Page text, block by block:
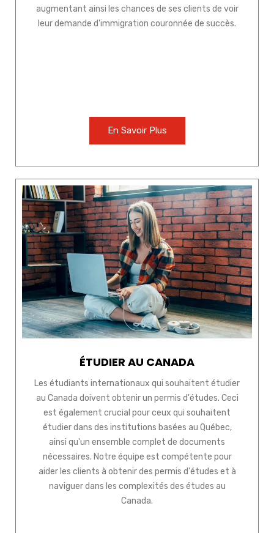
augmentant ainsi les chances de ses clients de voir
leur demande d'immigration couronnée de succès.
En Savoir Plus
ÉTUDIER AU CANADA
Les étudiants internationaux qui souhaitent étudier
au Canada doivent obtenir un permis d'études. Ceci
est également crucial pour ceux qui souhaitent
étudier dans des institutions basées au Québec,
ainsi qu'un ensemble complet de documents
nécessaires. Notre équipe est compétente pour
aider les clients à obtenir des permis d'études et à
naviguer dans les complexités des études au
Canada.